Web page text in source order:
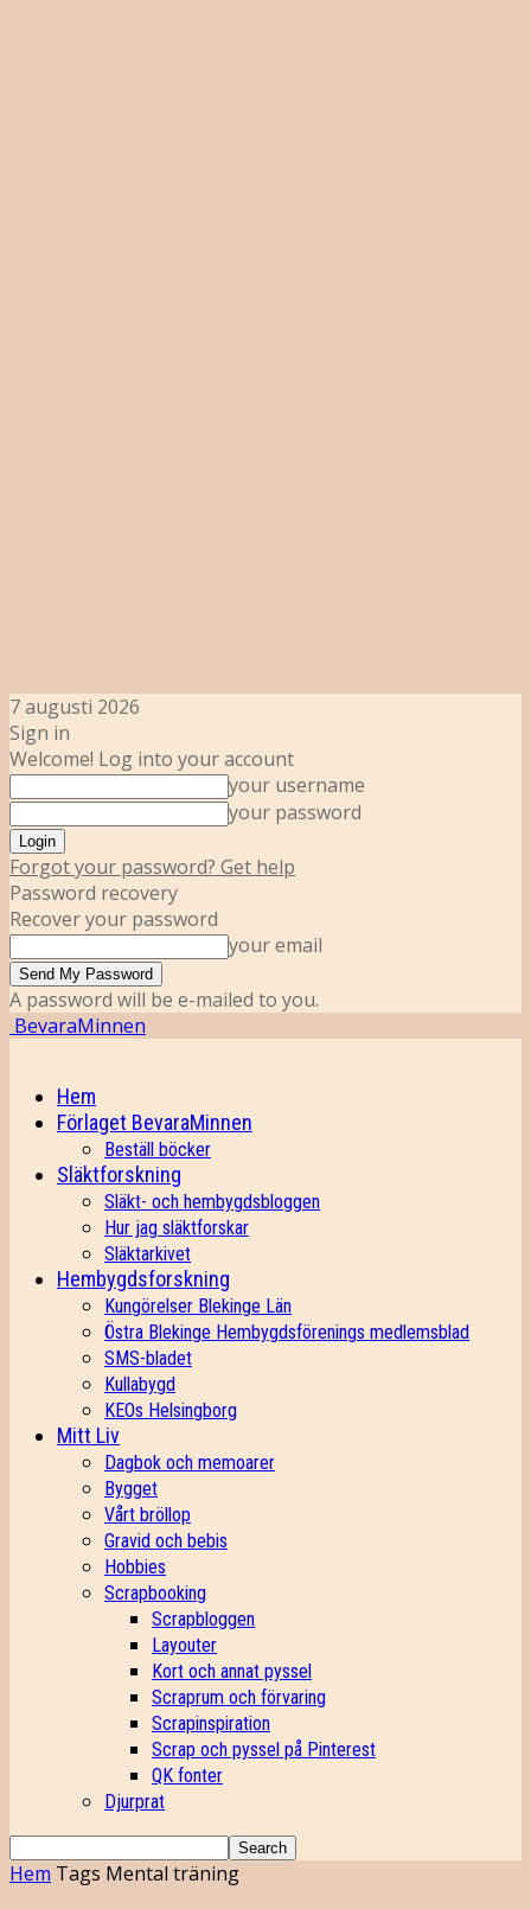
7 augusti 2026
Sign in
Welcome! Log into your account
your username
your password
Forgot your password? Get help
Password recovery
Recover your password
your email
A password will be e-mailed to you.
BevaraMinnen
Hem
Förlaget BevaraMinnen
Beställ böcker
Släktforskning
Släkt- och hembygdsbloggen
Hur jag släktforskar
Släktarkivet
Hembygdsforskning
Kungörelser Blekinge Län
Östra Blekinge Hembygdsförenings medlemsblad
SMS-bladet
Kullabygd
KEOs Helsingborg
Mitt Liv
Dagbok och memoarer
Bygget
Vårt bröllop
Gravid och bebis
Hobbies
Scrapbooking
Scrapbloggen
Layouter
Kort och annat pyssel
Scraprum och förvaring
Scrapinspiration
Scrap och pyssel på Pinterest
QK fonter
Djurprat
Hem Tags Mental träning